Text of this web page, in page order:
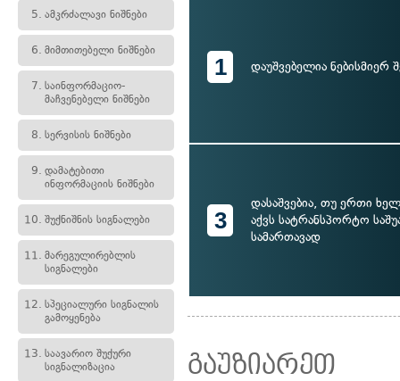
5. ამკრძალავი ნიშნები
6. მიმთითებელი ნიშნები
7. საინფორმაციო-
მაჩვენებელი ნიშნები
8. სერვისის ნიშნები
9. დამატებითი
ინფორმაციის ნიშნები
10. შუქნიშნის სიგნალები
11. მარეგულირებლის
სიგნალები
12. სპეციალური სიგნალის
გამოყენება
13. საავარიო შუქური
სიგნალიზაცია
1 დაუშვებელია ნებისმიერ
3
დასაშვებია, თუ ერთი
აქვს სატრანსპორტო
სამართავად
გაუზიარეთ